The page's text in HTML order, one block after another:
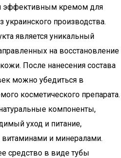
эффективным кремом для
украинского производства.
является уникальный
на восстановление
После нанесения состава
можно убедиться в
косметического препарата.
компоненты,
уход и питание,
и минералами.
средство в виде тубы